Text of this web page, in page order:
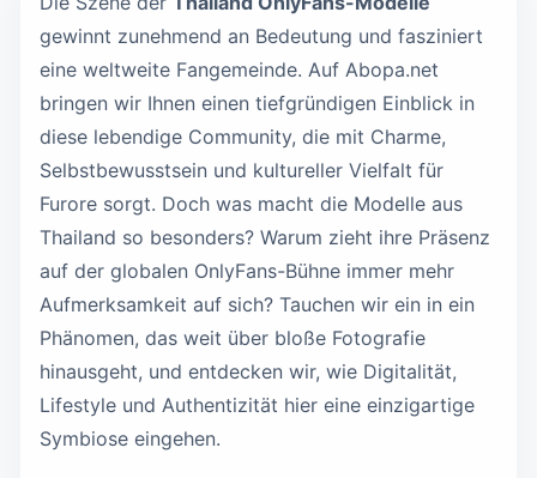
gewinnt zunehmend an Bedeutung und fasziniert
eine weltweite Fangemeinde. Auf Abopa.net
bringen wir Ihnen einen tiefgründigen Einblick in
diese lebendige Community, die mit Charme,
Selbstbewusstsein und kultureller Vielfalt für
Furore sorgt. Doch was macht die Modelle aus
Thailand so besonders? Warum zieht ihre Präsenz
auf der globalen OnlyFans-Bühne immer mehr
Aufmerksamkeit auf sich? Tauchen wir ein in ein
Phänomen, das weit über bloße Fotografie
hinausgeht, und entdecken wir, wie Digitalität,
Lifestyle und Authentizität hier eine einzigartige
Symbiose eingehen.